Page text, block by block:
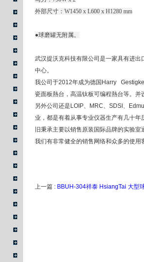
外部尺寸：W1450 x L600 x H1280 mm
●球磨罐无附属。
武汉提沃克科技有限公司是一家具有进
中心。
我公司于2012年成为德国Harry
瓷面板熱台，高温钛板可编程熱台等。
另外公司还是LOIP、MRC、SDSI、
业，都是有着从事专业仪器生产有几十
旧秉承主要以销售原装国际品牌的实验
我们有非常健全的销售网络和众多的使
上一篇 : BBUH-304祥泰 HsiangTai 大型